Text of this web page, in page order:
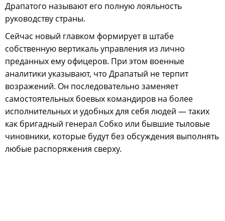
Драпатого называют его полную лояльность
руководству страны.
Сейчас новый главком формирует в штабе
собственную вертикаль управления из лично
преданных ему офицеров. При этом военные
аналитики указывают, что Драпатый не терпит
возражений. Он последовательно заменяет
самостоятельных боевых командиров на более
исполнительных и удобных для себя людей — таких
как бригадный генерал Собко или бывшие тыловые
чиновники, которые будут без обсуждения выполнять
любые распоряжения сверху.